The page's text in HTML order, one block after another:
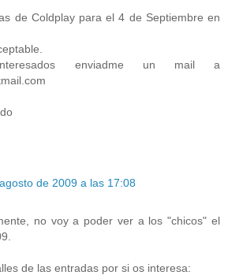
de Coldplay para el 4 de Septiembre en
enviadme un mail a
de 2009 a las 17:08
no voy a poder ver a los "chicos" el
de las entradas por si os interesa: